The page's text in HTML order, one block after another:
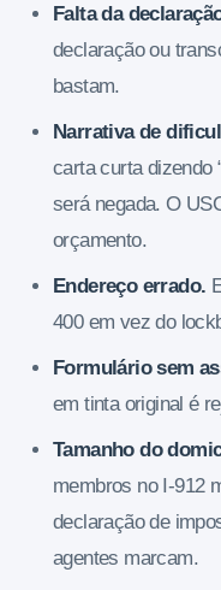
Falta da
declaração ou
bastam.
Narrativa de
carta curta dizendo
será negada. O
orçamento.
Endereço errado.
400 em vez do
Formulário sem
em tinta original é
Tamanho do
membros no I-912
declaração de
agentes marcam.